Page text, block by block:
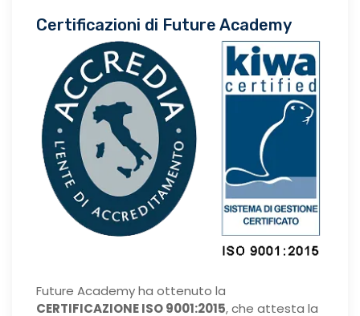
Certificazioni di Future Academy
Future Academy ha ottenuto la
CERTIFICAZIONE ISO 9001:2015, che attesta la